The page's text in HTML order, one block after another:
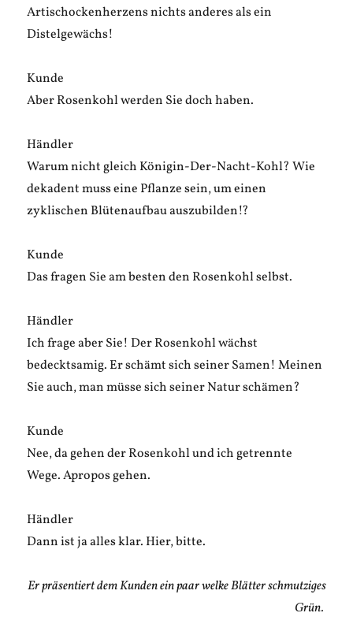
Artischockenherzens nichts anderes als ein
Distelgewächs!
Kunde
Aber Rosenkohl werden Sie doch haben.
Händler
Warum nicht gleich Königin-Der-Nacht-Kohl? Wie
dekadent muss eine Pflanze sein, um einen
zyklischen Blütenaufbau auszubilden!?
Kunde
Das fragen Sie am besten den Rosenkohl selbst.
Händler
Ich frage aber Sie! Der Rosenkohl wächst
bedecktsamig. Er schämt sich seiner Samen! Meinen
Sie auch, man müsse sich seiner Natur schämen?
Kunde
Nee, da gehen der Rosenkohl und ich getrennte
Wege. Apropos gehen.
Händler
Dann ist ja alles klar. Hier, bitte.
Er präsentiert dem Kunden ein paar welke Blätter schmutziges
Grün.